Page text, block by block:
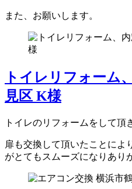
また、お願いします。
トイレリフォーム
見区 K様
トイレのリフォームをして頂
扉も交換して頂いたことによ
がとてもスムーズになりあり